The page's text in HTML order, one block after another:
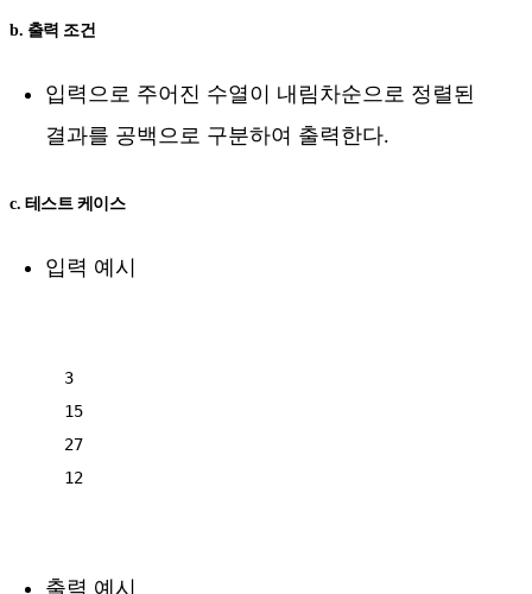
b. 출력 조건
입력으로 주어진 수열이 내림차순으로 정렬된
결과를 공백으로 구분하여 출력한다.
c. 테스트 케이스
입력 예시
3
15
27
12
출력 예시